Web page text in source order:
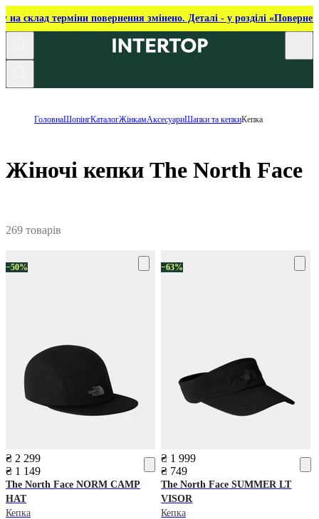
на склад терміни повернення змінено. Деталі - у розділі
ГоловнаШопінгКаталогЖінкамАксесуариШапки та кепкиКепка
Жіночі кепки The North Face
269 товарів
−50%
₴ 2 299
₴ 1 149
The North Face NORM CAMP
HAT
Кепка
−63%
₴ 1 999
₴ 749
The North Face SUMMER LT
VISOR
Кепка